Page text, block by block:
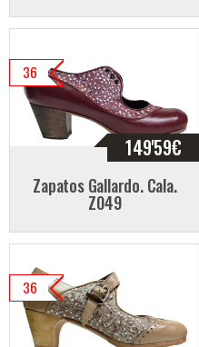
36
149'59€
Zapatos Gallardo. Cala.
Z049
36